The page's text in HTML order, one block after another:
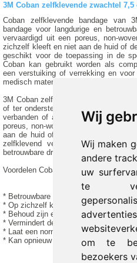
Wij
Wij maken
andere
uw
te
om te
bezoekers
3M Coban zelfklevende zwachtel
Coban zelfklevende bandage van
bandage voor langdurige en
vervaardigd uit een poreus, non-
zichzelf kleeft en niet aan de huid of
geschikt voor de toepassing in de
Coban kan gebruikt worden als
een verstuiking of verrekking en
medisch materiaal.
3M Coban zelfklevende windsel kan
of ter ondersteuning bij een
verbanden of ander medisch
poreus, non-woven polyester
aan de huid of de haren. Na het
zelfklevend vermogen goed op zijn
betrouwbare druk.
Voordelen Coban:
* Betrouwbare compressie;
* Op zichzelf klevend;
* Behoud zijn elasticiteit;
* Vermindert de kans op oedemen;
* Laat een normale hygiëne toe;
* Kan opnieuw worden aangebracht.